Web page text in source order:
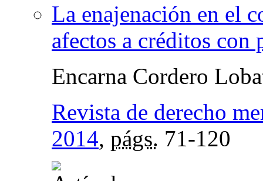
La enajenación en el
afectos a créditos
Encarna Cordero
Revista de derecho
2014, págs. 71-120